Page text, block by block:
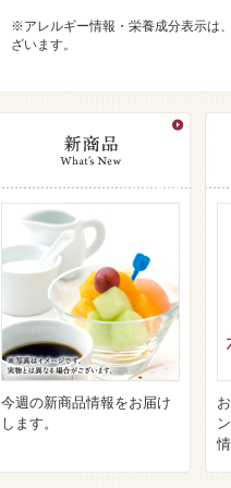
※アレルギー情報・栄養成分表示は
ざいます。
今週の新商品情報をお届け
します。